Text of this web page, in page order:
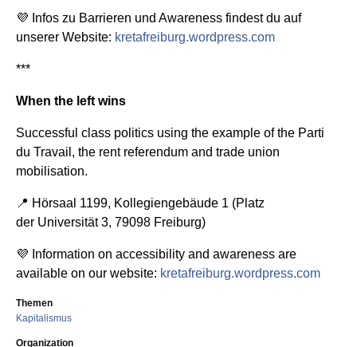
💜 Infos zu Barrieren und Awareness findest du auf
unserer Website: kretafreiburg.wordpress.com
***
When the left wins
Successful class politics using the example of the Parti
du Travail, the rent referendum and trade union
mobilisation.
📍 Hörsaal 1199, Kollegiengebäude 1 (Platz
der Universität 3, 79098 Freiburg)
💜 Information on accessibility and awareness are
available on our website: kretafreiburg.wordpress.com
Themen
Kapitalismus
Organization